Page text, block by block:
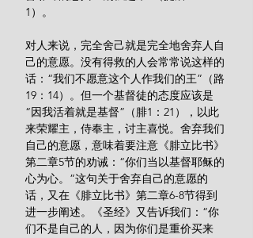
1）。
对人来说，完全舍己就是完全地舍弃人自
己的意愿。没有得救的人会常常说这样的
话：“我们不愿意这个人作我们的王”（路
19：14）。但一个基督徒的态度应该是
“因我活着就是基督”（腓1：21），以此
来荣耀主，侍奉主，讨主喜悦。舍弃我们
自己的意愿，意味着要注意《腓立比书》
第二章5节的劝诫：“你们当以基督耶稣的
心为心。”这句关于舍弃自己的意愿的
话，又在《腓立比书》第二章6-8节得到
进一步阐述。《圣经》又告诉我们：“你
们不是自己的人，因为你们是重价买来